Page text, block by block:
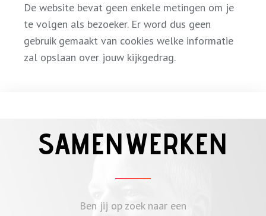
De website bevat geen enkele metingen om je
te volgen als bezoeker. Er word dus geen
gebruik gemaakt van cookies welke informatie
zal opslaan over jouw kijkgedrag.
SAMENWERKEN
Ben jij op zoek naar een